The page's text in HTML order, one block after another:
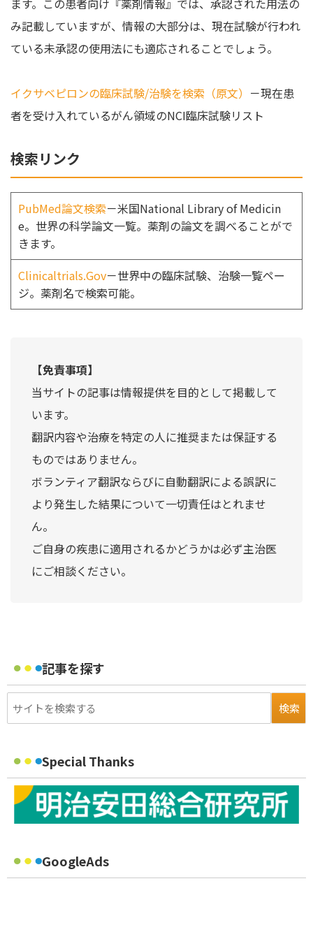
み記載していますが、情報の大部分は、現在試験が行われ
ている未承認の使用法にも適応されることでしょう。
イクサベピロンの臨床試験/治験を検索（原文） －現在患
者を受け入れているがん領域のNCI臨床試験リスト
検索リンク
PubMed論文検索－米国National Library of Medicin
e。世界の科学論文一覧。薬剤の論文を調べることがで
きます。
Clinicaltrials.Gov－世界中の臨床試験、治験一覧ペー
ジ。薬剤名で検索可能。
【免責事項】
当サイトの記事は情報提供を目的として掲載して
います。
翻訳内容や治療を特定の人に推奨または保証する
ものではありません。
ボランティア翻訳ならびに自動翻訳による誤訳に
より発生した結果について一切責任はとれませ
ん。
ご自身の疾患に適用されるかどうかは必ず主治医
にご相談ください。
記事を探す
Special Thanks
GoogleAds